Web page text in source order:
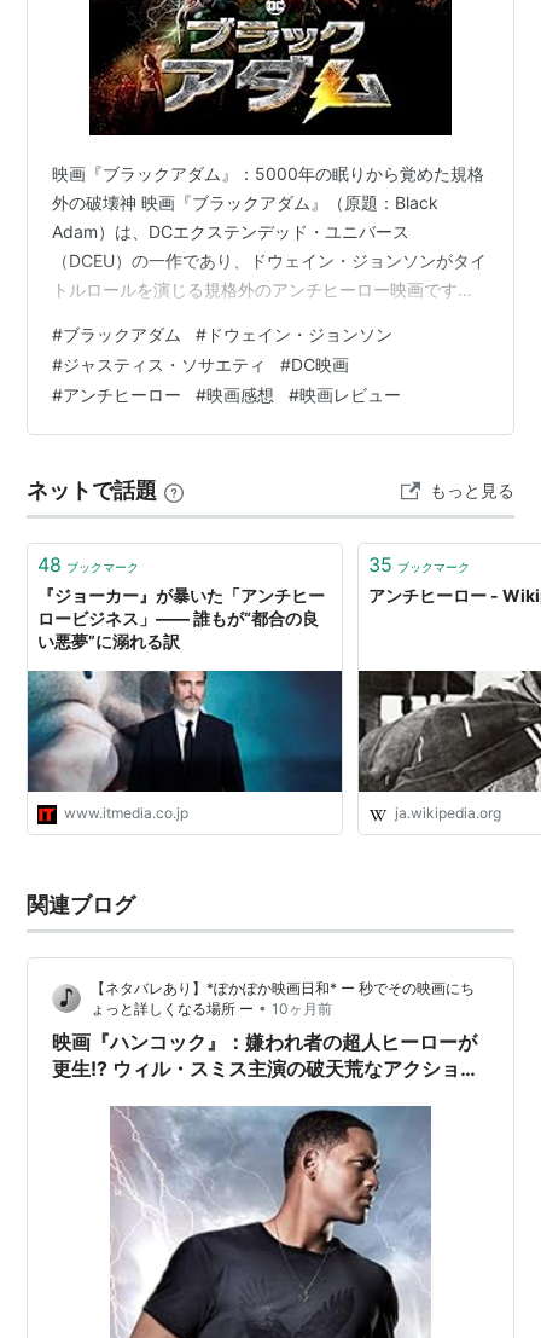
映画『ブラックアダム』：5000年の眠りから覚めた規格
外の破壊神 映画『ブラックアダム』（原題：Black
Adam）は、DCエクステンデッド・ユニバース
（DCEU）の一作であり、ドウェイン・ジョンソンがタイ
トルロールを演じる規格外のアンチヒーロー映画です。
男が、魔術師シャザムから神の力を授かり、テス・アダ
ムとなります。しかし、その力を復讐に利用し封印され
た彼は、現代に目覚めます。息子を失った悲しみを復讐
心に変え、自らのルールで暴れまわるブラックアダムに
ソサエティ（JSA）」が立ちはだかりま…
#ブラックアダム # ドウェイン・ジョンソン
#ジャスティス・ソサエティ #DC映画
#アンチヒーロー #映画感想 #映画レビュー
ネットで話題 もっと見る
48 ブックマーク
『ジョーカー』が暴いた「アンチヒー
ロービジネス」―― 誰もが“都合の良
い悪夢”に溺れる訳
www.itmedia.co.jp
35 ブックマーク
アンチヒーロー -
ja.wikipedia.org
関連ブログ
【ネタバレあり】*ぽかぽか映画日和* ー 秒でその映画にち
ょっと詳しくなる場所 ー • 10ヶ月前
映画『ハンコック』：嫌われ者の超人ヒーローが
更生!? ウィル・スミス主演の破天荒なアクション